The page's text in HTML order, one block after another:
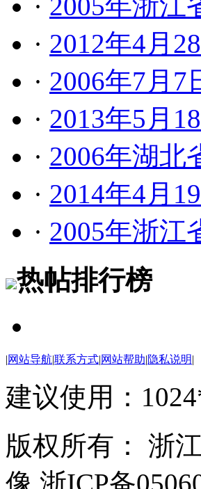
· 2012年4月
· 2006年7月
· 2013年5月
· 2006年湖北
· 2014年4月
· 2005年浙江
热帖排行榜
|网站导航|联系方式|网站帮助|隐私说明|
建议使用：
版权所有： 浙